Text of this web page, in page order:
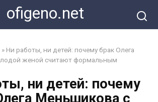
ofigeno.net
» Ни работы, ни детей: почему брак Олега
женой считают формальным
ни детей: почему
Меньшикова с